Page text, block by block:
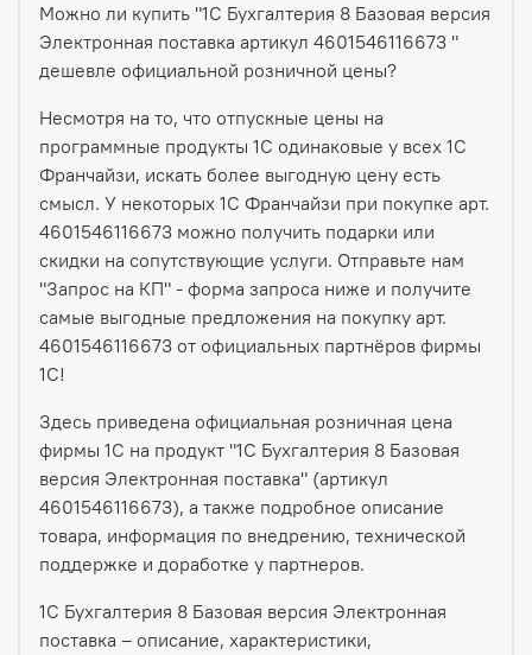
Можно ли купить "1С Бухгалтерия 8 Базовая версия
Электронная поставка артикул 4601546116673 "
дешевле официальной розничной цены?
Несмотря на то, что отпускные цены на
программные продукты 1С одинаковые у всех 1С
Франчайзи, искать более выгодную цену есть
смысл. У некоторых 1С Франчайзи при покупке арт.
4601546116673 можно получить подарки или
скидки на сопутствующие услуги. Отправьте нам
"Запрос на КП" - форма запроса ниже и получите
самые выгодные предложения на покупку арт.
4601546116673 от официальных партнёров фирмы
1С!
Здесь приведена официальная розничная цена
фирмы 1С на продукт "1С Бухгалтерия 8 Базовая
версия Электронная поставка" (артикул
4601546116673), а также подробное описание
товара, информация по внедрению, технической
поддержке и доработке у партнеров.
1С Бухгалтерия 8 Базовая версия Электронная
поставка – описание, характеристики,